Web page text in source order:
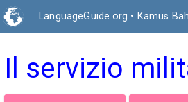
LanguageGuide.org • Kamus
Il servizio